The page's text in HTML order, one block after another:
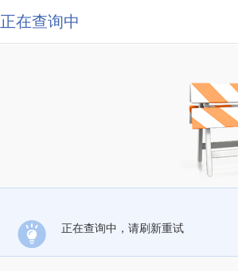
正在查询中
正在查询中，请刷新重试